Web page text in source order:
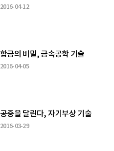
2016-04-12
합금의 비밀, 금속공학 기술
2016-04-05
공중을 달린다, 자기부상 기술
2016-03-29